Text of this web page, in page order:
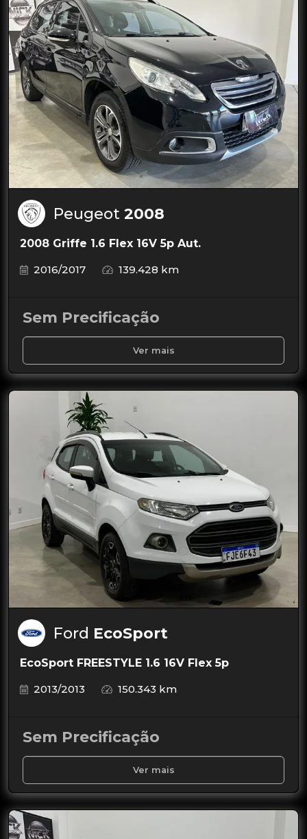
Peugeot 2008
2008 Griffe 1.6 Flex 16V 5p Aut.
2016/2017
139.428 km
Sem Precificação
Ver mais
Ford EcoSport
EcoSport FREESTYLE 1.6 16V Flex 5p
2013/2013
150.343 km
Sem Precificação
Ver mais